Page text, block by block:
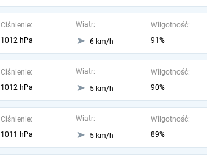
Ciśnienie:
1012 hPa
Wiatr:
6 km/h
Wilgotność:
91%
Ciśnienie:
1012 hPa
Wiatr:
5 km/h
Wilgotność:
90%
Ciśnienie:
1011 hPa
Wiatr:
5 km/h
Wilgotność:
89%